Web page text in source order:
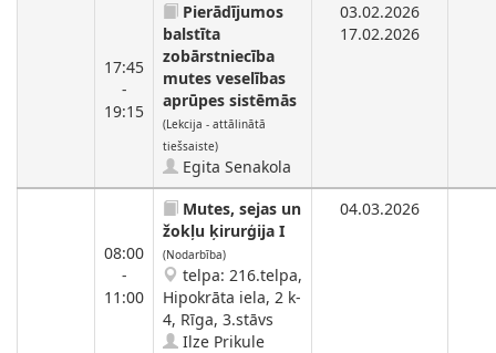
17:45
-
19:15
Pierādījumos
balstīta
zobārstniecība
mutes veselības
aprūpes sistēmās
(Lekcija - attālinātā
tiešsaiste)
Egita Senakola
03.02.2026
17.02.2026
08:00
-
11:00
Mutes, sejas un
žokļu ķirurģija I
(Nodarbība)
telpa: 216.telpa,
Hipokrāta iela, 2 k-
4, Rīga, 3.stāvs
Ilze Prikule
04.03.2026